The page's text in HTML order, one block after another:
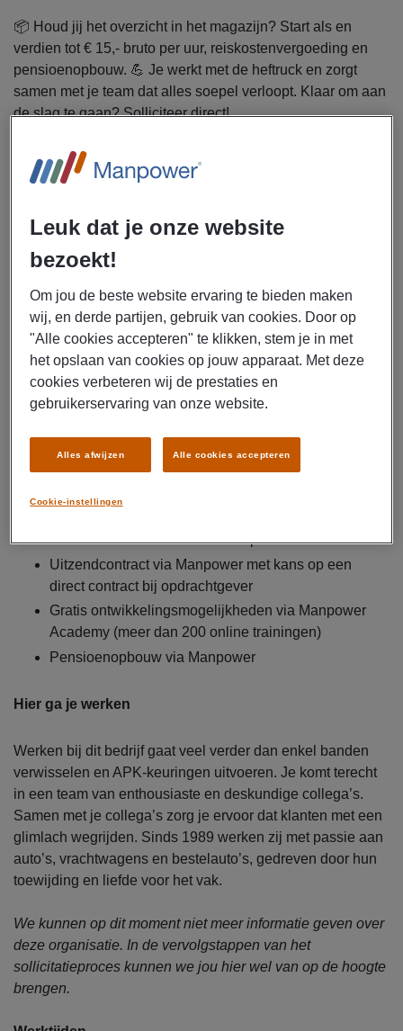
📦 Houd jij het overzicht in het magazijn? Start als en
verdien tot € 15,- bruto per uur, reiskostenvergoeding en
pensioenopbouw. 💪 Je werkt met de heftruck en zorgt
samen met je team dat alles soepel verloopt. Klaar om aan
de slag te gaan? Solliciteer direct!
Uitzendbureau Manpower zoekt een
magazijnbeheerder voor een bedrijf in Groningen.
Als magazijnbeheerder ga jij je bezighouden met de
volgende werkzaamheden:
Zorgen voor een overzichtelijk en georganiseerd
magazijn
Verplaatsen van goederen met de heftruck
Ondersteunen van de goederenstroom en
voorraadbeheer
Klaarzetten en controleren van materialen
Samenwerken met collega’s tijdens drukke periodes
Dit krijg je
Fulltime baan van 38 tot 40 uur per week
Uitzendcontract via Manpower met kans op een
direct contract bij opdrachtgever
Gratis ontwikkelingsmogelijkheden via Manpower
Academy (meer dan 200 online trainingen)
Pensioenopbouw via Manpower
Hier ga je werken
Werken bij dit bedrijf gaat veel verder dan enkel banden
verwisselen en APK-keuringen uitvoeren. Je komt terecht
in een team van enthousiaste en deskundige collega’s.
Samen met je collega’s zorg je ervoor dat klanten met een
glimlach wegrijden. Sinds 1989 werken zij met passie aan
auto’s, vrachtwagens en bestelauto’s, gedreven door hun
toewijding en liefde voor het vak.
We kunnen op dit moment niet meer informatie geven over
deze organisatie. In de vervolgstappen van het
sollicitatieproces kunnen we jou hier wel van op de hoogte
brengen.
Leuk dat je onze website
bezoekt!
Om jou de beste website ervaring te bieden maken
wij, en derde partijen, gebruik van cookies. Door op
"Alle cookies accepteren" te klikken, stem je in met
het opslaan van cookies op jouw apparaat. Met deze
cookies verbeteren wij de prestaties en
gebruikerservaring van onze website.
Cookie-instellingen
Alles afwijzen Alle cookies accepteren